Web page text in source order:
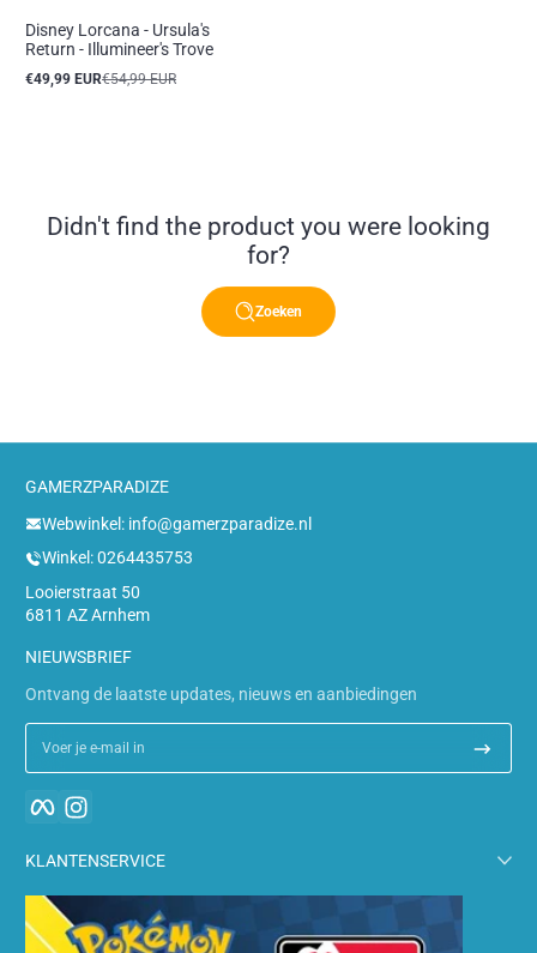
Disney Lorcana - Ursula's
Return - Illumineer's Trove
Aanbiedingsprijs
€49,99 EUR
Reguliere
€54,99 EUR
Didn't find the product you were looking
for?
Zoeken
GAMERZPARADIZE
Webwinkel: info@gamerzparadize.nl
Winkel: 0264435753
Looierstraat 50
6811 AZ Arnhem
NIEUWSBRIEF
Ontvang de laatste updates, nieuws en aanbiedingen
Voer je e-mail in
Facebook
KLANTENSERVICE